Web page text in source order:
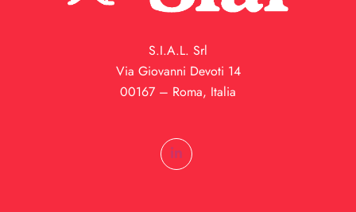
S.I.A.L. Srl
Via Giovanni Devoti 14
00167 – Roma, Italia